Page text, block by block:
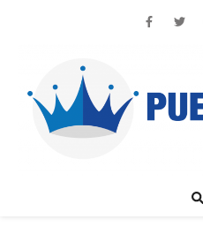
Noticias de actualidad de Puebla,